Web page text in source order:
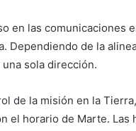
en las comunicaciones
Dependiendo de la
sola dirección.
de la misión en la
el horario de Marte.